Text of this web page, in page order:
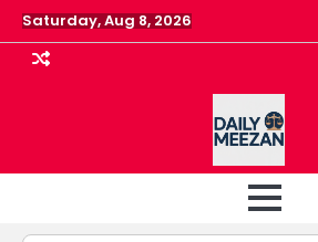
Skip
to
content
Saturday, Aug 8, 2026